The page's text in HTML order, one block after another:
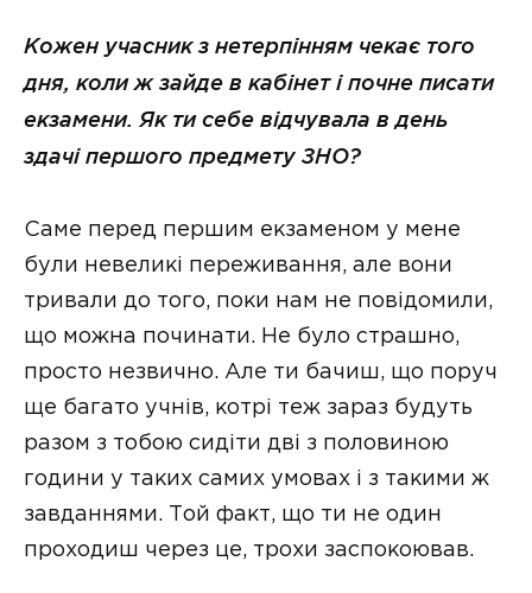
Кожен учасник з нетерпінням чекає того
дня, коли ж зайде в кабінет і почне писати
екзамени. Як ти себе відчувала в день
здачі першого предмету ЗНО?
Саме перед першим екзаменом у мене
були невеликі переживання, але вони
тривали до того, поки нам не повідомили,
що можна починати. Не було страшно,
просто незвично. Але ти бачиш, що поруч
ще багато учнів, котрі теж зараз будуть
разом з тобою сидіти дві з половиною
години у таких самих умовах і з такими ж
завданнями. Той факт, що ти не один
проходиш через це, трохи заспокоював.